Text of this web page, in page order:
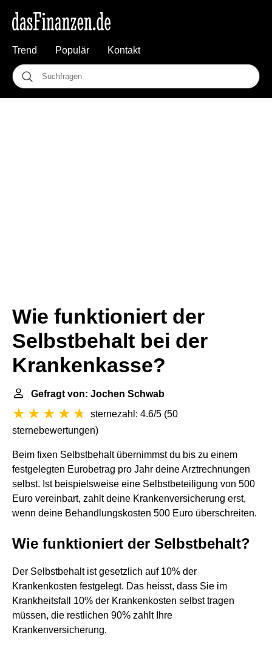
Trend Populär Kontakt
Wie funktioniert der
Selbstbehalt bei der
Krankenkasse?
Gefragt von: Jochen Schwab
sternezahl: 4.6/5 (50
sternebewertungen)
Beim fixen Selbstbehalt übernimmst du bis zu einem
festgelegten Eurobetrag pro Jahr deine Arztrechnungen
selbst. Ist beispielsweise eine Selbstbeteiligung von 500
Euro vereinbart, zahlt deine Krankenversicherung erst,
wenn deine Behandlungskosten 500 Euro überschreiten.
Wie funktioniert der Selbstbehalt?
Der Selbstbehalt ist gesetzlich auf 10% der
Krankenkosten festgelegt. Das heisst, dass Sie im
Krankheitsfall 10% der Krankenkosten selbst tragen
müssen, die restlichen 90% zahlt Ihre
Krankenversicherung.